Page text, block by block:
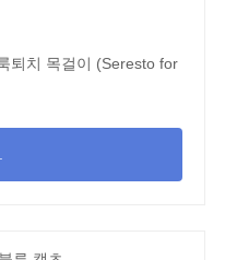
퇴치 목걸이 (Seresto for